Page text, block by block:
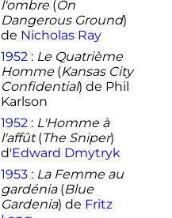
l'ombre(On
Dangerous Ground)
de Nicholas Ray
1952 : Le Quatrième
Homme(Kansas City
Confidential) de Phil
Karlson
1952 : L'Homme à
l'affût(The Sniper)
d'Edward Dmytryk
1953 : La Femme au
gardénia(Blue
Gardenia) de Fritz